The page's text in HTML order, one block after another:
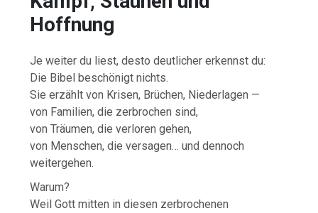
Hoffnung
Je weiter du liest, desto deutlicher erkennst du:
Die Bibel beschönigt nichts.
Sie erzählt von Krisen, Brüchen, Niederlagen —
von Familien, die zerbrochen sind,
von Träumen, die verloren gehen,
von Menschen, die versagen… und dennoch
weitergehen.
Warum?
Weil Gott mitten in diesen zerbrochenen